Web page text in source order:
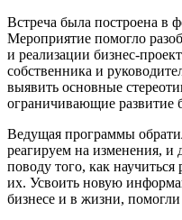
Встреча была построена в
Мероприятие помогло
и реализации бизнес-
собственника и
выявить основные
ограничивающие развитие
Ведущая программы
реагируем на изменения,
поводу того, как научиться
их. Усвоить новую
бизнесе и в жизни,